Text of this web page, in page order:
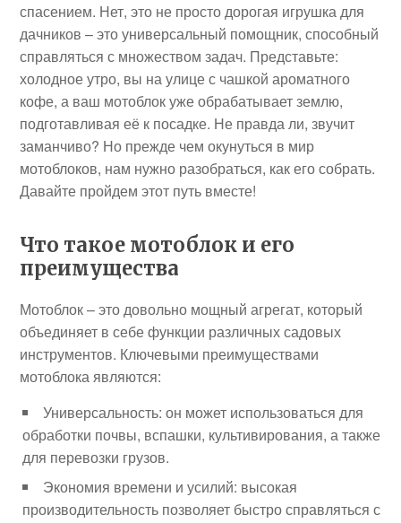
спасением. Нет, это не просто дорогая игрушка для
дачников – это универсальный помощник, способный
справляться с множеством задач. Представьте:
холодное утро, вы на улице с чашкой ароматного
кофе, а ваш мотоблок уже обрабатывает землю,
подготавливая её к посадке. Не правда ли, звучит
заманчиво? Но прежде чем окунуться в мир
мотоблоков, нам нужно разобраться, как его собрать.
Давайте пройдем этот путь вместе!
Что такое мотоблок и его
преимущества
Мотоблок – это довольно мощный агрегат, который
объединяет в себе функции различных садовых
инструментов. Ключевыми преимуществами
мотоблока являются:
Универсальность: он может использоваться для
обработки почвы, вспашки, культивирования, а также
для перевозки грузов.
Экономия времени и усилий: высокая
производительность позволяет быстро справляться с